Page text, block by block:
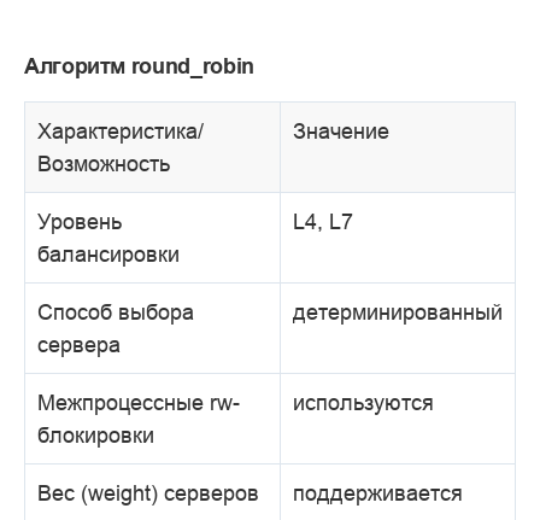
Алгоритм round_robin
Характеристика/
Возможность
Значение
Уровень
балансировки
L4, L7
Способ выбора
сервера
детерминированный
Межпроцессные rw-
блокировки
используются
Вес (weight) серверов поддерживается